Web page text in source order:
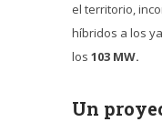
el territorio,
híbridos a los
los 103 MW.
Un